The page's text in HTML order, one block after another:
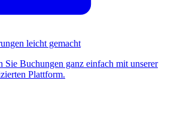
leicht gemacht
Sie Buchungen ganz einfach mit unserer
Plattform.